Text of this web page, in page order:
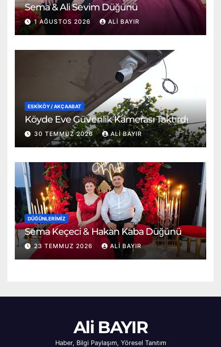
Sema & Ali Sevim Düğünü
1 AĞUSTOS 2026 ALI BAYIR
ESKİKÖY / AKÇAABAT
Köyde Eve Güvenlik Kamerası Taktırdı
30 TEMMUZ 2026 ALI BAYIR
DÜĞÜNLERIMIZ
Sema Keçeci & Hakan Kaba Düğünü
23 TEMMUZ 2026 ALI BAYIR
Ali BAYIR
Haber, Bilgi Paylaşım, Yöresel Tanıtım